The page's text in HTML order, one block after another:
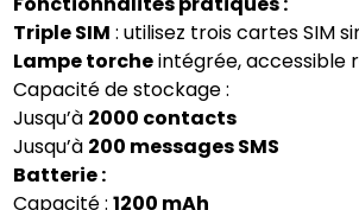
Triple SIM : utilisez trois cartes SIM
Lampe torcheintégrée, accessible
Capacité de stockage :
Jusqu’à 2000 contacts
Jusqu’à 200 messages SMS
Batterie :
Capacité :1200 mAh